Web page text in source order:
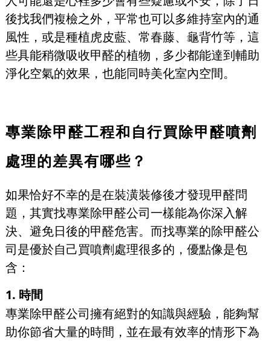
後找我們複檢之外，平常也可以多維持室內的通
風性，或是種植虎皮藍、常春藤、龜背竹等，這
些具能稍微吸收甲醛的植物，多少都能達到輔助
淨化空氣的效果，也能同時美化室內空間。
專業除甲醛工程和自行買除甲醛噴劑
處理的差異有哪些？
如果恰好不幸的是在裝潢裝修後才發現甲醛問
題，其實找專業除甲醛公司一樣能為你深入解
決、避免日後的甲醛危害。而找專業的除甲醛公
司是優於自己買噴劑處理很多的，優點像是包
含：
1. 時間
專業除甲醛公司擁有絕對的知識與經驗，能夠幫
助你節省大量的時間，並在最有效率的情形下為